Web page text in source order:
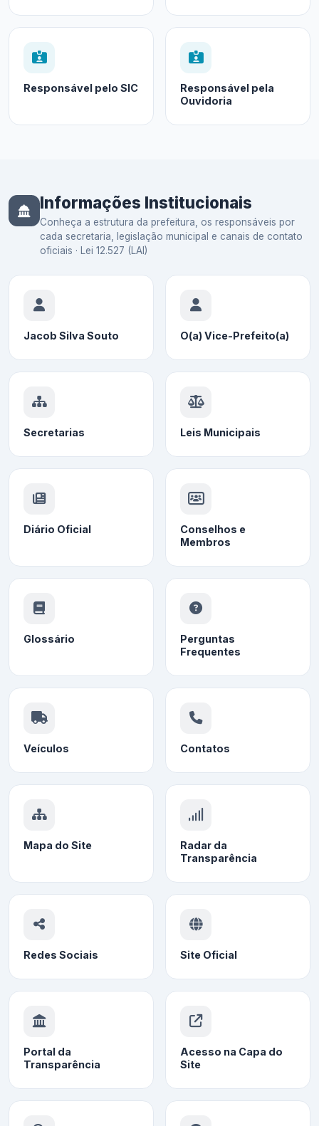
Responsável pelo SIC
Responsável pela
Ouvidoria
Informações Institucionais
Conheça a estrutura da prefeitura, os responsáveis por
cada secretaria, legislação municipal e canais de contato
oficiais · Lei 12.527 (LAI)
Jacob Silva Souto O(a) Vice-Prefeito(a)
Secretarias Leis Municipais
Diário Oficial
Conselhos e
Membros
Glossário
Perguntas
Frequentes
Veículos Contatos
Mapa do Site
Radar da
Transparência
Redes Sociais Site Oficial
Portal da
Transparência
Acesso na Capa do
Site